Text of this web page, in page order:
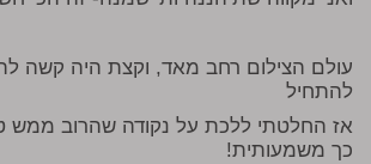
עולם הצילום רחב מאד, וקצת היה קשה
להתחיל
אז החלטתי ללכת על נקודה שהרוב ממש
כך משמעותית!